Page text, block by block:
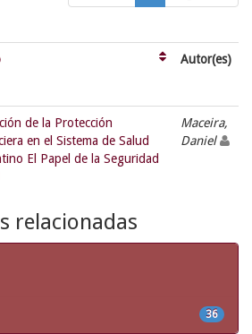
Autor(es)
de la Protección
en el Sistema de Salud
El Papel de la Seguridad
Maceira,
Daniel
relacionadas
36